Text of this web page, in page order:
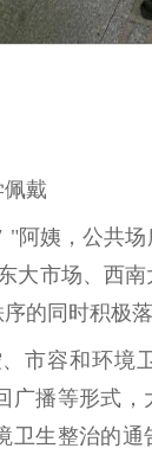
佩戴
阿姨，公共
大市场、西
的同时积极
市容和环境
广播等形式
卫生整治的